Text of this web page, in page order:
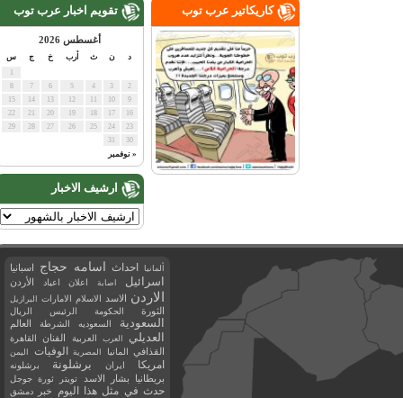
تقويم اخبار عرب توب
أغسطس 2026
أرب س
« نوفمبر
ارشيف الاخبار
كاريكاتير عرب توب
ألمانيا احداث اسامه حجاج اسبانيا
اسرائيل اصابة اعلان اعياد الأردن
الاردن الاسد الاسلام الامارات البرازيل
الثورة الحكومة الرئيس الريال
السعودية السعوديه الشرطة العالم
العديلي العرب العربية الفنان القاهرة
القذافي المانيا المصرية الوفيات اليمن
امريكا ايران برشلونة برشلونه
بريطانيا بشار الاسد تويتر ثورة جوجل
حدث في مثل هذا اليوم خبر دمشق